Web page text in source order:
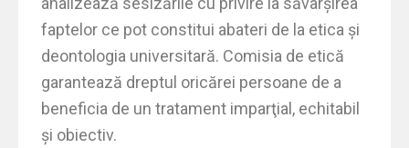
faptelor ce pot constitui abateri de la etica şi
deontologia universitară. Comisia de etică
garantează dreptul oricărei persoane de a
beneficia de un tratament imparţial, echitabil
şi obiectiv.